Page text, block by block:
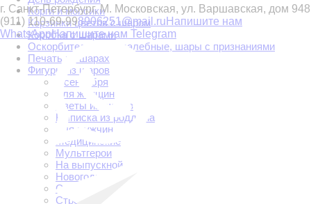
Корги и мопсики
Корзинки цветов с шаром
Коробка с шарами
Оскорбительные, хвалебные, шары с признаниями
Печать на шарах
Фигуры из шаров
1 сентября
Для женщин
Цветы из шаров
Выписка из роддома
Для мужчин
Медицинские
Мультгерои
На выпускной
Новогодние
Свадьба
Строителям
г. Санкт-Петербург, М. Московская, ул. Варшавская, дом 948
(911) 110-69-998906251@mail.ru Напишите нам
WhatsAppНапишите нам Telegram